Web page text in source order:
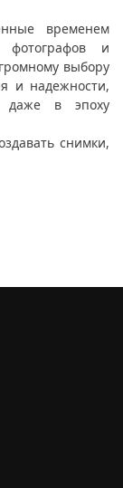
временем
фотографов и
выбору
и надежности,
даже в эпоху
снимки,